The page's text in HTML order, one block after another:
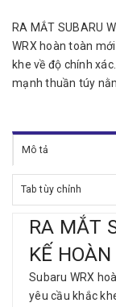
RA MẮT SUBARU
WRX hoàn toàn
khe về độ chính
mạnh thuần túy
Mô tả
Tab tùy chỉnh
RA MẮT
KẾ
Subaru WRX
yêu cầu khắc